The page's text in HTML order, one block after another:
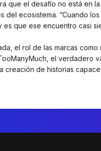
que el desafío no está en
del ecosistema. “Cuando
es que ese encuentro casi
el rol de las marcas
el verdadero
creación de historias